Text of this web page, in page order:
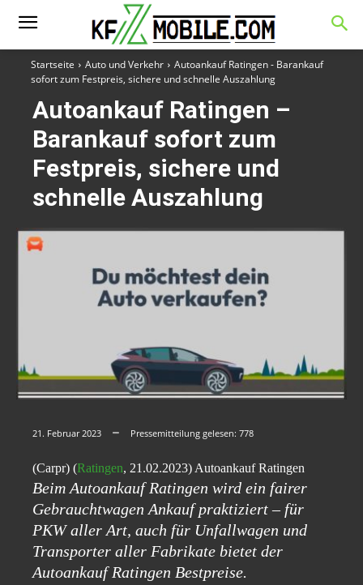
Startseite Auto und Verkehr
Autoankauf Ratingen - Barankauf
sofort zum Festpreis, sichere und schnelle Auszahlung
Autoankauf Ratingen –
Barankauf sofort zum
Festpreis, sichere und
schnelle Auszahlung
21. Februar 2023 Pressemitteilung gelesen: 778
(Carpr) (Ratingen, 21.02.2023) Autoankauf Ratingen
Beim Autoankauf Ratingen wird ein fairer
Gebrauchtwagen Ankauf praktiziert – für
PKW aller Art, auch für Unfallwagen und
Transporter aller Fabrikate bietet der
Autoankauf Ratingen Bestpreise.